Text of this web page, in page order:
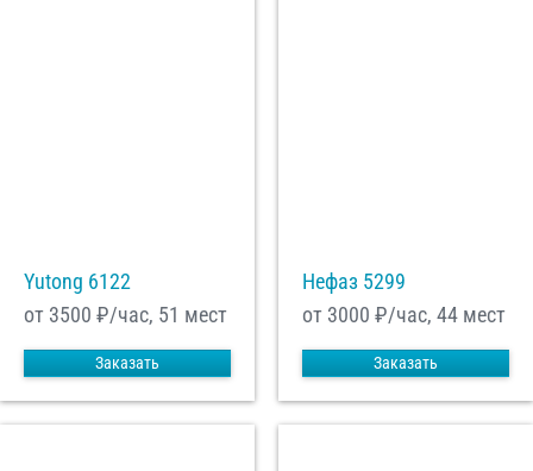
Yutong 6122
от 3500 ₽/час, 51 мест
Заказать
Нефаз 5299
от 3000 ₽/час, 44 мест
Заказать